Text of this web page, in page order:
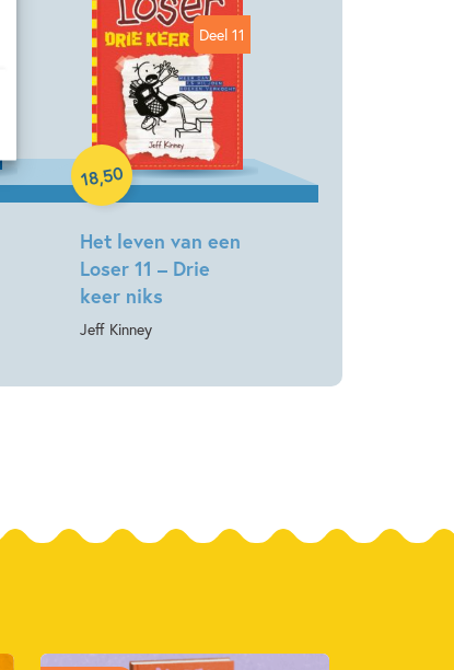
Deel 11
Het leven van een
Loser 11 – Drie
keer niks
Jeff Kinney
18,50
Hardcover